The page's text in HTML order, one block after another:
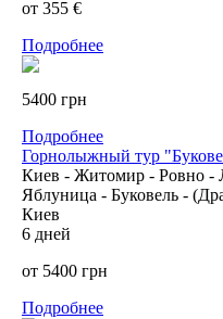
от 355 €
Подробнее
5400 грн
Подробнее
Горнолыжный тур
Киев - Житомир - Ровно -
Яблуница - Буковель -
Киев
6 дней
от 5400 грн
Подробнее